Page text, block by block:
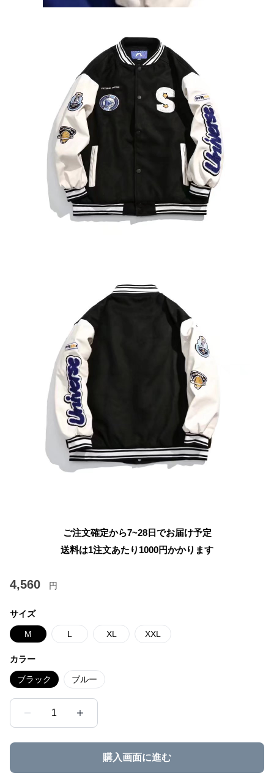
ご注文確定から7~28日でお届け予定
送料は1注文あたり 1000円かかります
4,560 円
サイズ
M L XL XXL
カラー
ブラック ブルー
1
購入画面に進む